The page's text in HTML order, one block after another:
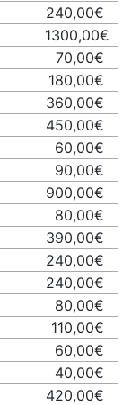
240,00€
1300,00€
70,00€
180,00€
360,00€
450,00€
60,00€
90,00€
900,00€
80,00€
390,00€
240,00€
240,00€
80,00€
110,00€
60,00€
40,00€
420,00€